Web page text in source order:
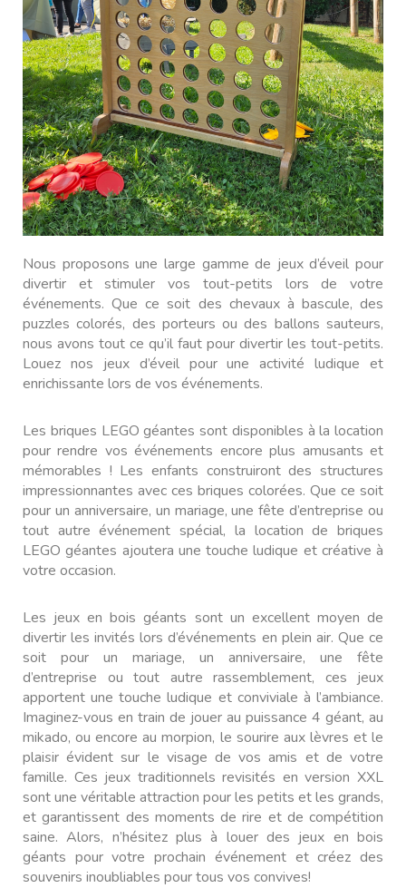
Nous proposons une large gamme de jeux d’éveil pour
divertir et stimuler vos tout-petits lors de votre
événements. Que ce soit des chevaux à bascule, des
puzzles colorés, des porteurs ou des ballons sauteurs,
nous avons tout ce qu’il faut pour divertir les tout-petits.
Louez nos jeux d’éveil pour une activité ludique et
enrichissante lors de vos événements.
Les briques LEGO géantes sont disponibles à la location
pour rendre vos événements encore plus amusants et
mémorables ! Les enfants construiront des structures
impressionnantes avec ces briques colorées. Que ce soit
pour un anniversaire, un mariage, une fête d’entreprise ou
tout autre événement spécial, la location de briques
LEGO géantes ajoutera une touche ludique et créative à
votre occasion.
Les jeux en bois géants sont un excellent moyen de
divertir les invités lors d’événements en plein air. Que ce
soit pour un mariage, un anniversaire, une fête
d’entreprise ou tout autre rassemblement, ces jeux
apportent une touche ludique et conviviale à l’ambiance.
Imaginez-vous en train de jouer au puissance 4 géant, au
mikado, ou encore au morpion, le sourire aux lèvres et le
plaisir évident sur le visage de vos amis et de votre
famille. Ces jeux traditionnels revisités en version XXL
sont une véritable attraction pour les petits et les grands,
et garantissent des moments de rire et de compétition
saine. Alors, n’hésitez plus à louer des jeux en bois
géants pour votre prochain événement et créez des
souvenirs inoubliables pour tous vos convives!